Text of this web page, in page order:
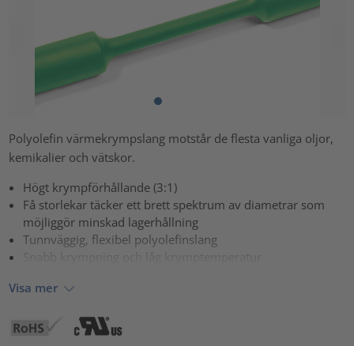
Polyolefin värmekrympslang motstår de flesta vanliga oljor,
kemikalier och vätskor.
Högt krympförhållande (3:1)
Få storlekar täcker ett brett spektrum av diametrar som
möjliggör minskad lagerhållning
Tunnväggig, flexibel polyolefinslang
Visa mer